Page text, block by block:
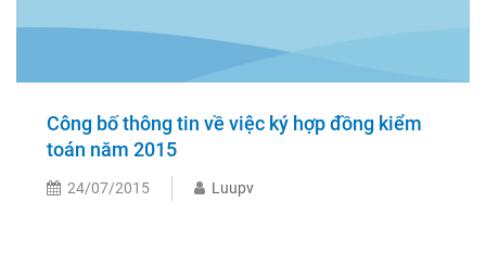
Công bố thông tin về việc ký hợp đồng kiểm
toán năm 2015
24/07/2015 Luupv